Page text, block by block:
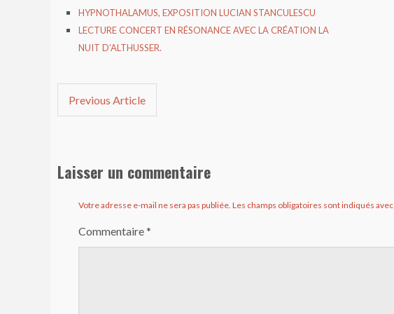
HYPNOTHALAMUS, EXPOSITION LUCIAN STANCULESCU
LECTURE CONCERT EN RÉSONANCE AVEC LA CRÉATION LA
NUIT D’ALTHUSSER.
Previous Article
Laisser un commentaire
Votre adresse e-mail ne sera pas publiée. Les champs obligatoires sont indiqués avec
Commentaire*